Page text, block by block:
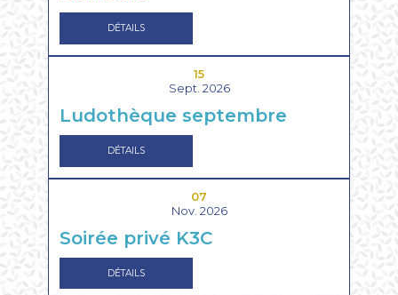
DÉTAILS
15
Sept. 2026
Ludothèque septembre
DÉTAILS
07
Nov. 2026
Soirée privé K3C
DÉTAILS